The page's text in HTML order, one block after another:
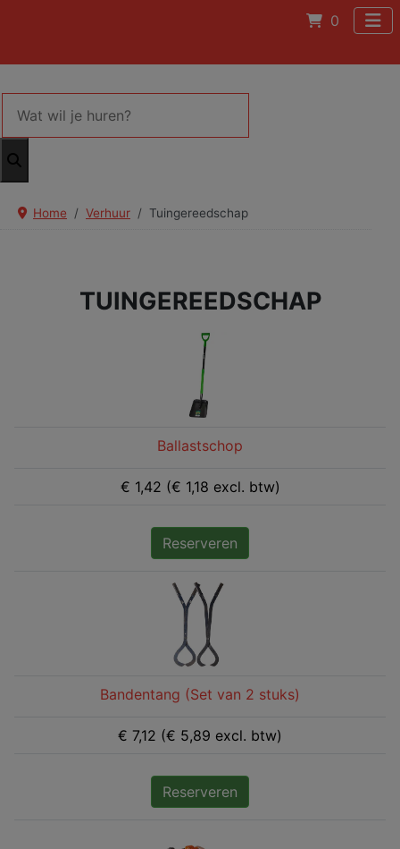
0
Home Verhuur Tuingereedschap
TUINGEREEDSCHAP
Ballastschop
€ 1,42 (€ 1,18 excl. btw)
Reserveren
Bandentang (Set van 2 stuks)
€ 7,12 (€ 5,89 excl. btw)
Reserveren